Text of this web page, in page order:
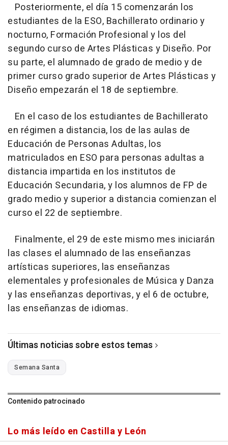
Posteriormente, el día 15 comenzarán los
estudiantes de la ESO, Bachillerato ordinario y
nocturno, Formación Profesional y los del
segundo curso de Artes Plásticas y Diseño. Por
su parte, el alumnado de grado de medio y de
primer curso grado superior de Artes Plásticas y
Diseño empezarán el 18 de septiembre.
En el caso de los estudiantes de Bachillerato
en régimen a distancia, los de las aulas de
Educación de Personas Adultas, los
matriculados en ESO para personas adultas a
distancia impartida en los institutos de
Educación Secundaria, y los alumnos de FP de
grado medio y superior a distancia comienzan el
curso el 22 de septiembre.
Finalmente, el 29 de este mismo mes iniciarán
las clases el alumnado de las enseñanzas
artísticas superiores, las enseñanzas
elementales y profesionales de Música y Danza
y las enseñanzas deportivas, y el 6 de octubre,
las enseñanzas de idiomas.
Últimas noticias sobre estos temas
Semana Santa
Contenido patrocinado
Lo más leído en Castilla y León